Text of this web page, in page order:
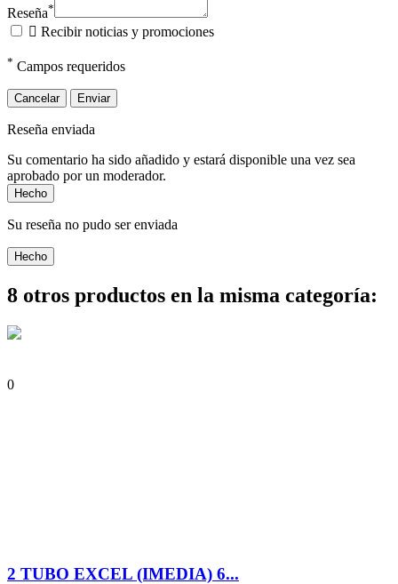
Reseña*
 Recibir noticias y promociones
* Campos requeridos
Cancelar Enviar
Reseña enviada
Su comentario ha sido añadido y estará disponible una vez sea
aprobado por un moderador.
Hecho
Su reseña no pudo ser enviada
Hecho
8 otros productos en la misma categoría:
0
2 TUBO EXCEL (IMEDIA) 6...